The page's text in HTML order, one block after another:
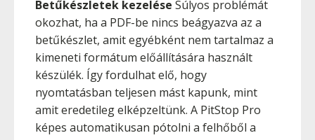
Betűkészletek kezelése Súlyos problémát
okozhat, ha a PDF-be nincs beágyazva az a
betűkészlet, amit egyébként nem tartalmaz a
kimeneti formátum előállítására használt
készülék. Így fordulhat elő, hogy
nyomtatásban teljesen mást kapunk, mint
amit eredetileg elképzeltünk. A PitStop Pro
képes automatikusan pótolni a felhőből a